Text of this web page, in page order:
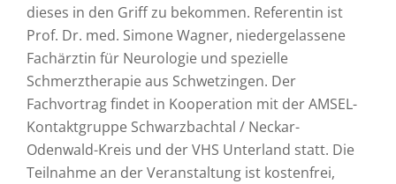
dieses in den Griff zu bekommen. Referentin ist
Prof. Dr. med. Simone Wagner, niedergelassene
Fachärztin für Neurologie und spezielle
Schmerztherapie aus Schwetzingen. Der
Fachvortrag findet in Kooperation mit der AMSEL-
Kontaktgruppe Schwarzbachtal / Neckar-
Odenwald-Kreis und der VHS Unterland statt. Die
Teilnahme an der Veranstaltung ist kostenfrei,